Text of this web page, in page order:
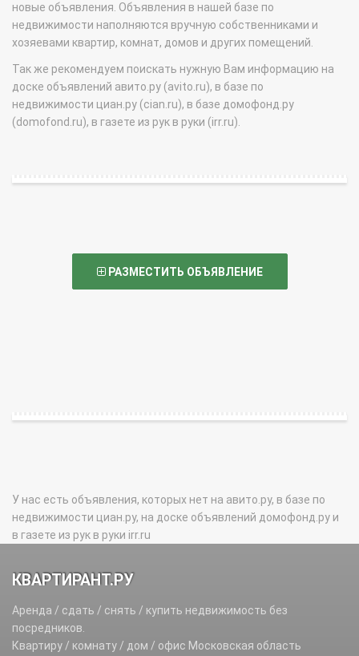
новые объявления. Объявления в нашей базе по
недвижимости наполняются вручную собственниками и
хозяевами квартир, комнат, домов и других помещений.
Так же рекомендуем поискать нужную Вам информацию на
доске объявлений авито.ру (avito.ru), в базе по
недвижимости циан.ру (cian.ru), в базе домофонд.ру
(domofond.ru), в газете из рук в руки (irr.ru).
РАЗМЕСТИТЬ ОБЪЯВЛЕНИЕ
У нас есть объявления, которых нет на авито.ру, в базе по
недвижимости циан.ру, на доске объявлений домофонд.ру и
в газете из рук в руки irr.ru
КВАРТИРАНТ.РУ
Аренда / сдать / снять / купить недвижимость без
посредников.
Квартиру / комнату / дом / офис Московская область